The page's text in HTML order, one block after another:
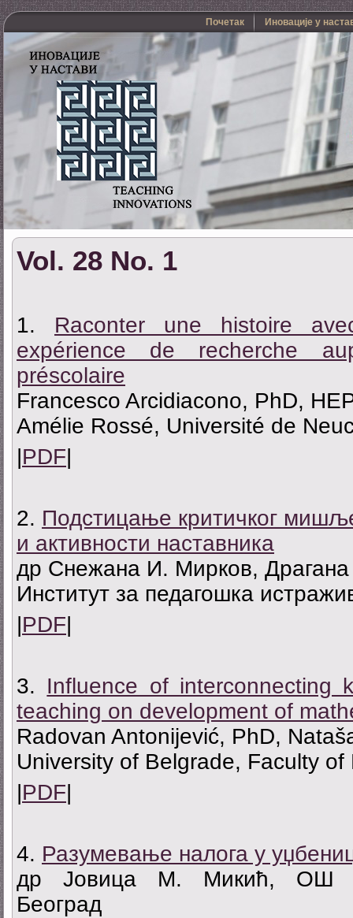
Почетак Иновације у
Vol. 28 No. 1
1. Raconter une histoire
expérience de recherche
préscolaire
Francesco Arcidiacono, PhD,
Amélie Rossé, Université de
PDF
2. Подстицање критичког
и активности наставника
др Снежана И. Мирков,
Институт за педагошка
PDF
3. Influence of interconnecting
teaching on development of
Radovan Antonijević, PhD,
University of Belgrade, Faculty of
PDF
4. Разумевање налога у
др Јовица M. Микић, ОШ
Београд